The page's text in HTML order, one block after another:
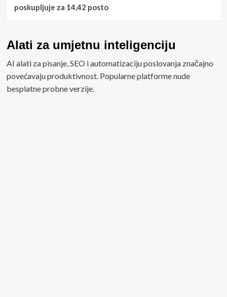
poskupljuje za 14,42 posto
Alati za umjetnu inteligenciju
AI alati za pisanje, SEO i automatizaciju poslovanja značajno
povećavaju produktivnost. Popularne platforme nude
besplatne probne verzije.